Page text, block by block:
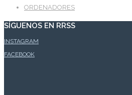
ORDENADORES
SÍGUENOS EN RRSS
INSTAGRAM
FACEBOOK